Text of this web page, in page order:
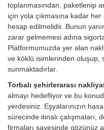
toplanmasından, paketlenip
için yola çıkmasına kadar
hesap edilmelidir. Bunun
zarar gelmemesi adına
Platformumuzda yer alan
ve köklü isimlerinden oluşup,
sunmaktadırlar.
Torbalı şehirlerarası
almayı hedefliyor ve bu
yerdesiniz. Eşyalarınızın
sürecinde itinalı çalışmaları,
firmaları sayesinde gözünüz